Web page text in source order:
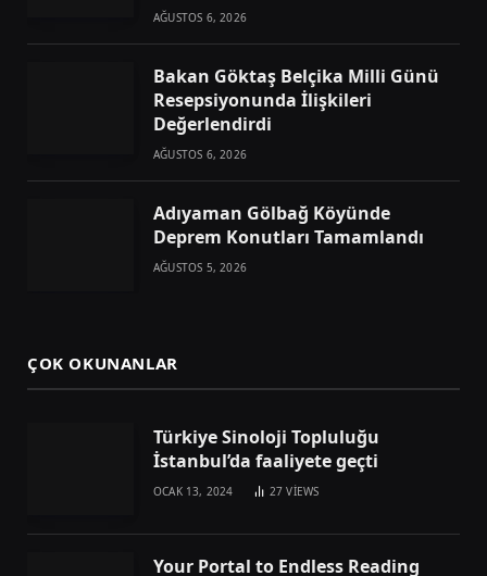
AĞUSTOS 6, 2026
Bakan Göktaş Belçika Milli Günü
Resepsiyonunda İlişkileri
Değerlendirdi
AĞUSTOS 6, 2026
Adıyaman Gölbağ Köyünde
Deprem Konutları Tamamlandı
AĞUSTOS 5, 2026
ÇOK OKUNANLAR
Türkiye Sinoloji Topluluğu
İstanbul’da faaliyete geçti
OCAK 13, 2024 27VIEWS
Your Portal to Endless Reading